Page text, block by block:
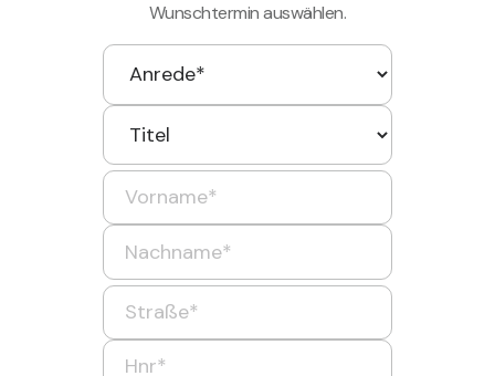
Wunschtermin auswählen.